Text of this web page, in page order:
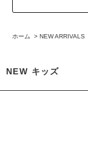
ホーム > NEW ARRIVALS
NEW キッズ